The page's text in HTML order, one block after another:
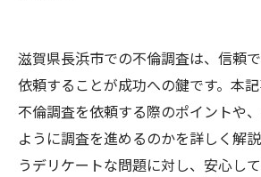
滋賀県長浜市での不倫調査は、信頼
依頼することが成功への鍵です。本
不倫調査を依頼する際のポイントや
ように調査を進めるのかを詳しく解
うデリケートな問題に対し、安心し